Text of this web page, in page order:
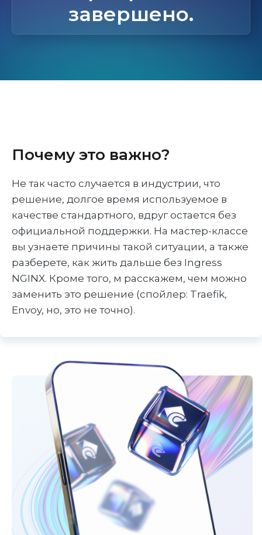
завершено.
Почему это важно?
Не так часто случается в индустрии, что
решение, долгое время используемое в
качестве стандартного, вдруг остается без
официальной поддержки. На мастер-классе
вы узнаете причины такой ситуации, а также
разберете, как жить дальше без Ingress
NGINX. Кроме того, м расскажем, чем можно
заменить это решение (спойлер: Traefik,
Envoy, но, это не точно).